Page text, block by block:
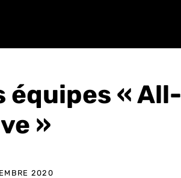
équipes « All-
»
2020